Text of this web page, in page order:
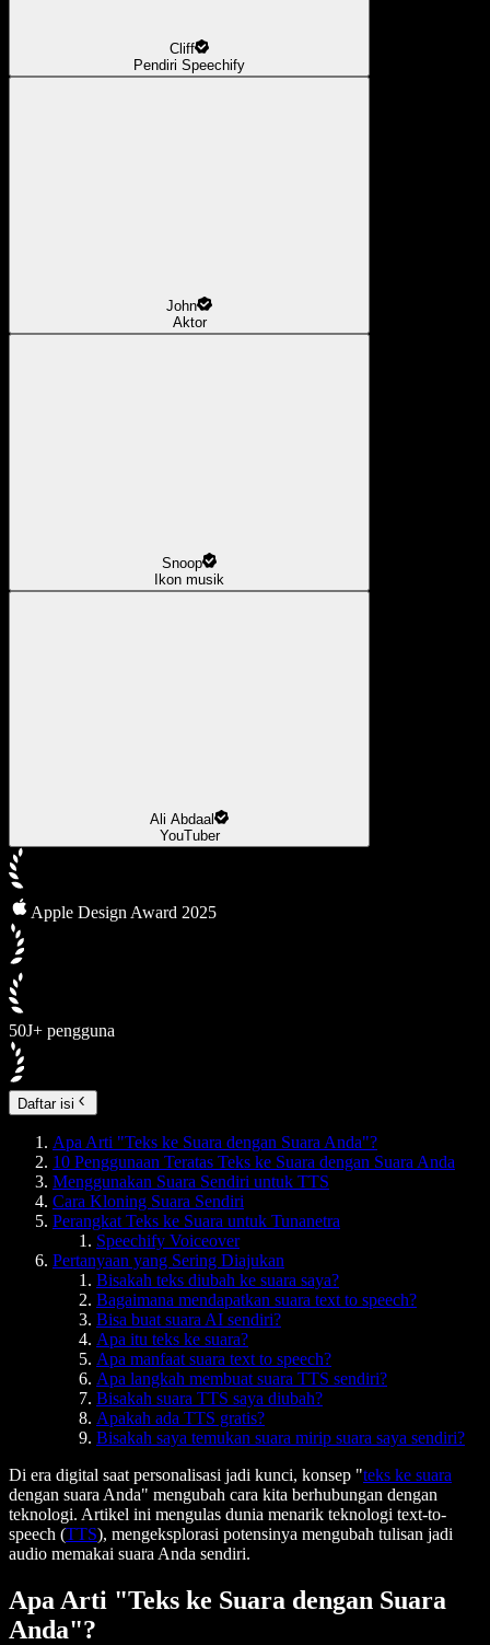
Cliff
Pendiri Speechify
John
Aktor
Snoop
Ikon musik
Ali Abdaal
YouTuber
Apple Design Award 2025
50J+ pengguna
Daftar isi
Apa Arti "Teks ke Suara dengan Suara Anda"?
10 Penggunaan Teratas Teks ke Suara dengan Suara Anda
Menggunakan Suara Sendiri untuk TTS
Cara Kloning Suara Sendiri
Perangkat Teks ke Suara untuk Tunanetra
Speechify Voiceover
Pertanyaan yang Sering Diajukan
Bisakah teks diubah ke suara saya?
Bagaimana mendapatkan suara text to speech?
Bisa buat suara AI sendiri?
Apa itu teks ke suara?
Apa manfaat suara text to speech?
Apa langkah membuat suara TTS sendiri?
Bisakah suara TTS saya diubah?
Apakah ada TTS gratis?
Bisakah saya temukan suara mirip suara saya sendiri?
Di era digital saat personalisasi jadi kunci, konsep "teks ke suara
dengan suara Anda" mengubah cara kita berhubungan dengan
teknologi. Artikel ini mengulas dunia menarik teknologi text-to-
speech (TTS), mengeksplorasi potensinya mengubah tulisan jadi
audio memakai suara Anda sendiri.
Apa Arti "Teks ke Suara dengan Suara
Anda"?